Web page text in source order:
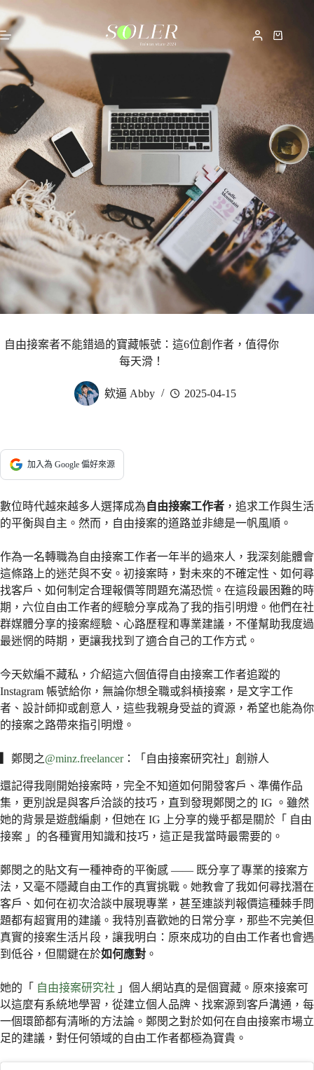
自由接案者不能錯過的寶藏帳號：這6位創作者，值得你
每天滑！
欸逼 Abby 2025-04-15
加入為 Google 偏好來源
數位時代越來越多人選擇成為 自由接案工作者 ，追求工作與生活
的平衡與自主。然而，自由接案的道路並非總是一帆風順。
作為一名轉職為自由接案工作者一年半的過來人，我深刻能體會
這條路上的迷茫與不安。初接案時，對未來的不確定性、如何尋
找客戶、如何制定合理報價等問題充滿恐慌。在這段最困難的時
期，六位自由工作者的經驗分享成為了我的指引明燈。他們在社
群媒體分享的接案經驗、心路歷程和專業建議，不僅幫助我度過
最迷惘的時期，更讓我找到了適合自己的工作方式。
今天欸編不藏私，介紹這六個值得自由接案工作者追蹤的
Instagram 帳號給你，無論你想全職或斜槓接案，是文字工作
者、設計師抑或創意人，這些我親身受益的資源，希望也能為你
的接案之路帶來指引明燈。
鄭閔之@minz.freelancer：「自由接案研究社」創辦人
還記得我剛開始接案時，完全不知道如何開發客戶、準備作品
集，更別說是與客戶洽談的技巧，直到發現鄭閔之的 IG 。雖然
她的背景是遊戲編劇，但她在 IG 上分享的幾乎都是關於「 自由
接案 」的各種實用知識和技巧，這正是我當時最需要的。
鄭閔之的貼文有一種神奇的平衡感 —— 既分享了專業的接案方
法，又毫不隱藏自由工作的真實挑戰。她教會了我如何尋找潛在
客戶、如何在初次洽談中展現專業，甚至連談判報價這種棘手問
題都有超實用的建議。我特別喜歡她的日常分享，那些不完美但
真實的接案生活片段，讓我明白：原來成功的自由工作者也會遇
到低谷，但關鍵在於如何應對 。
她的「 自由接案研究社 」個人網站真的是個寶藏。原來接案可
以這麼有系統地學習，從建立個人品牌、找案源到客戶溝通，每
一個環節都有清晰的方法論。鄭閔之對於如何在自由接案市場立
足的建議，對任何領域的自由工作者都極為寶貴。